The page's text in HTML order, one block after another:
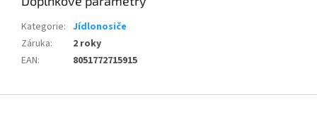
Kategorie: Jídlonosiče
Záruka:
2 roky
EAN: 8051772715915